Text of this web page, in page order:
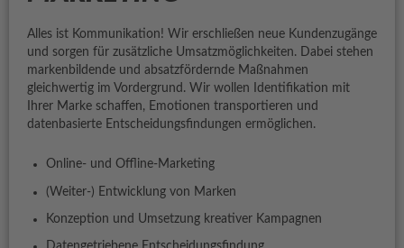
Alles ist Kommunikation! Wir erschließen neue Kundenzugänge
und sorgen für zusätzliche Umsatzmöglichkeiten. Dabei stehen
markenbildende und absatzfördernde Maßnahmen
gleichwertig im Vordergrund. Wir wollen Identifikation mit
Ihrer Marke schaffen, Emotionen transportieren und
datenbasierte Entscheidungsfindungen ermöglichen.
Online- und Offline-Marketing
(Weiter-) Entwicklung von Marken
Konzeption und Umsetzung kreativer Kampagnen